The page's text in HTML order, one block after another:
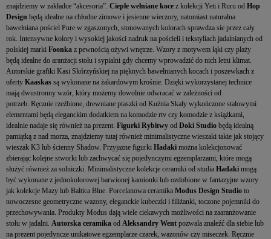
znajdziemy w zakładce “akcesoria”. Ciepłe wełniane koce z kolekcji Yeti i Ruru od Hop
Design będą idealne na chłodne zimowe i jesienne wieczory, natomiast naturalna
bawełniana pościel Pure w zgaszonych, stonowanych kolorach sprawdza sie przez cały
rok. Intensywne kolory i wysokiej jakości nadruk na pościeli i tekstyliach jadalnianych od
polskiej marki Foonka z pewnością ożywi wnętrze. Wzory z motywem łąki czy plaży
będą idealne do aranżacji stołu i sypialni gdy chcemy wprowadzić do nich letni klimat.
Autorskie grafiki Kasi Skórzyńskiej na pięknych bawełnianych kocach i poszewkach z
oferty Kaaskas są wykonane na żakardowym krośnie. Dzięki wykorzystanej technice
mają dwustronny wzór, który możemy dowolnie odwracać w zależności od
potrzeb. Ręcznie rzeźbione, drewniane ptaszki od Kuźnia Skały wykończone stalowymi
elementami będą eleganckim dodatkiem na komodzie rtv czy komodzie z książkami,
idealnie nadaje się również na prezent. Figurki Rybitwy od Doki Studio będą idealną
pamiątką z nad morza, znajdziemy tutaj również minimalistyczne wieszaki takie jak stojący
wieszak K3 lub ścienny Shadow. Przyjazne figurki Hadaki można kolekcjonować
zbierając kolejne stworki lub zachwycać się pojedynczymi egzemplarzami, które mogą
służyć również za solniczki. Minimalistyczne kolekcje ceramiki od studia Hadaki mogą
być wykonane z jednokolorowej barwionej kamionki lub ozdobione w fantazyjne wzory
jak kolekcje Mazy lub Baltica Blue. Porcelanowa ceramika Modus Design Studio to
nowoczesne geometryczne wazony, eleganckie kubeczki i filiżanki, toczone pojemniki do
przechowywania. Produkty Modus dają wiele ciekawych możliwości na zaaranżowanie
stołu w jadalni. Autorska ceramika od Aleksandry Went pozwala znaleźć dla siebie lub
na prezent pojedyncze unikatowe egzemplarze czarek, wazonów czy miseczek. Ręcznie